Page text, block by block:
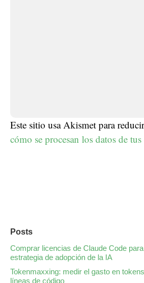
Este sitio usa Akismet para
cómo se procesan los datos de
Posts
Comprar licencias de Claude Code
estrategia de adopción de la IA
Tokenmaxxing: medir el gasto en
líneas de código